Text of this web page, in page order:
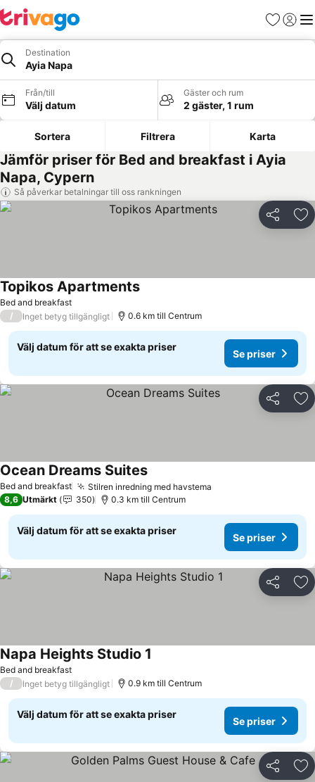
Favoriter
Logga
Destination
Ayia Napa
Från/till
Välj datum
Gäster och rum
2 gäster, 1 rum
Sortera Filtrera Karta
Jämför priser för Bed and breakfast i Ayia
Napa, Cypern
Så påverkar betalningar till oss rankningen
Dela
Bed and breakfast
Topikos ApartmentsSe priser
/ Inget betyg tillgängligt 0.6 km till Centrum
Välj datum för att se exakta priser
Se priser
Dela
Bed and breakfast Stilren inredning med havstema
Ocean Dreams SuitesSe priser
8,6 Utmärkt 350 0.3 km till Centrum
Välj datum för att se exakta priser
Se priser
Dela
Bed and breakfast
Napa Heights Studio 1
/ Inget betyg tillgängligt 0.9 km till Centrum
Välj datum för att se exakta priser
Se priser
Dela